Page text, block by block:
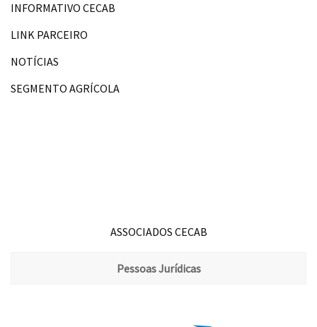
INFORMATIVO CECAB
LINK PARCEIRO
NOTÍCIAS
SEGMENTO AGRÍCOLA
ASSOCIADOS CECAB
Pessoas Jurídicas